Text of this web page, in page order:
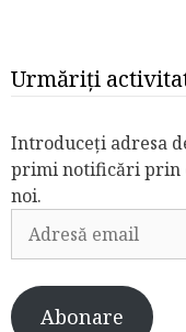
Urmăriți
Introduceți adresa
primi notificări prin
noi.
Adresă
email
Abonare